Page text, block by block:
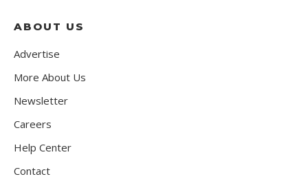
ABOUT US
Advertise
More About Us
Newsletter
Careers
Help Center
Contact